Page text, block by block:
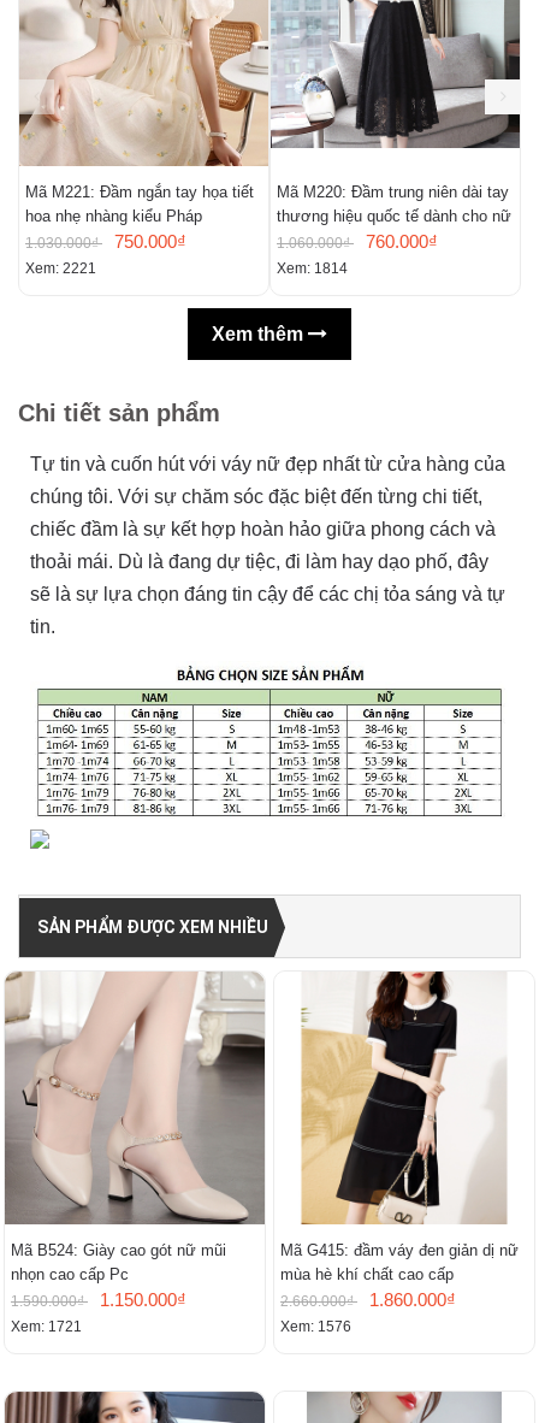
Mã M221: Đầm ngắn tay họa tiết
hoa nhẹ nhàng kiểu Pháp
1.030.000₫ 750.000₫
Xem: 2221
Mã M220: Đầm trung niên dài tay
thương hiệu quốc tế dành cho nữ
1.060.000₫ 760.000₫
Xem: 1814
Xem thêm
Chi tiết sản phẩm
Tự tin và cuốn hút với váy nữ đẹp nhất từ cửa hàng của
chúng tôi. Với sự chăm sóc đặc biệt đến từng chi tiết,
chiếc đầm là sự kết hợp hoàn hảo giữa phong cách và
thoải mái. Dù là đang dự tiệc, đi làm hay dạo phố, đây
sẽ là sự lựa chọn đáng tin cậy để các chị tỏa sáng và tự
tin.
SẢN PHẨM ĐƯỢC XEM NHIỀU
Mã B524: Giày cao gót nữ mũi
nhọn cao cấp Pc
1.590.000₫ 1.150.000₫
Xem: 1721
Mã G415: đầm váy đen giản dị nữ
mùa hè khí chất cao cấp
2.660.000₫ 1.860.000₫
Xem: 1576